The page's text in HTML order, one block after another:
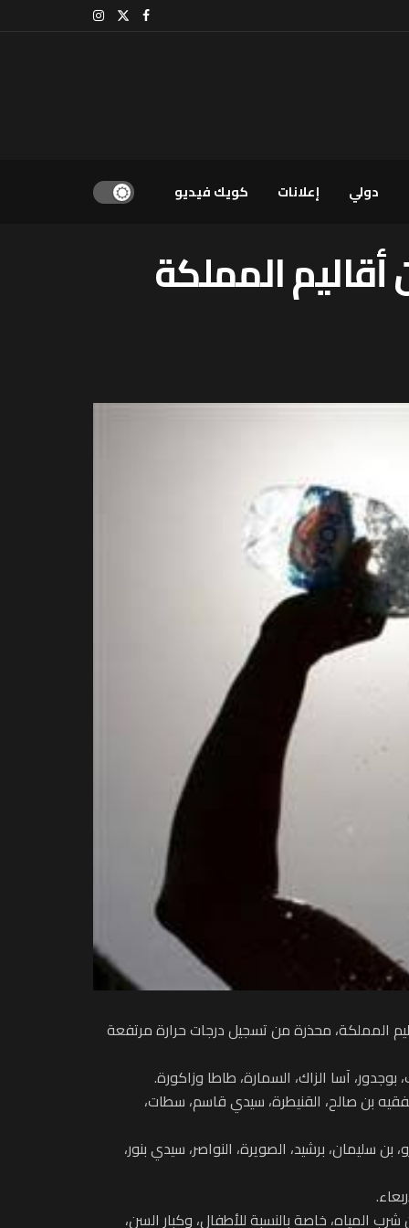
دولي إعلانات كويك فيديو
المملكة
التي ستهم عددا من أقاليم المملكة، محذرة من تسجيل درجات حرارة مرتفعة
الفقيه بن صالح، القنيطرة، سيدي قاسم، سطات،
خريبكة، صفرو، بن سليمان، برشيد، الصويرة، النواصر، سيدي بنور،
المياه، خاصة بالنسبة للأطفال، وكبار السن،